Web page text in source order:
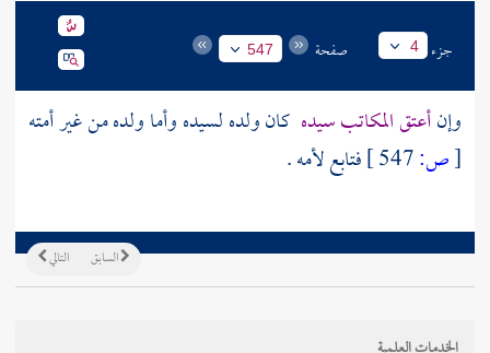
جزء 4 صفحة 547
وإنأعتق المكاتب سيده كان ولده لسيده وأما ولده من غير أمته
[ص: فتابع لأمه .
التالي السابق